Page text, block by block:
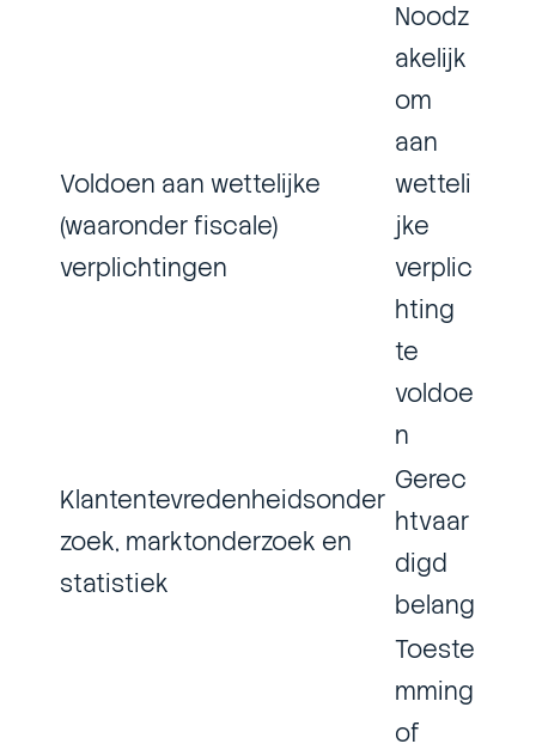
Voldoen aan wettelijke
(waaronder fiscale)
verplichtingen
Noodz
akelijk
om
aan
wetteli
jke
verplic
hting
te
voldoe
n
Klantentevredenheidsonder
zoek, marktonderzoek en
statistiek
Gerec
htvaar
digd
belang
Toeste
mming
of